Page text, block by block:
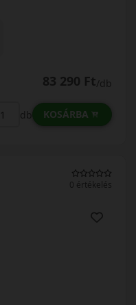
83 290 Ft/db
db KOSÁRBA
0 értékelés